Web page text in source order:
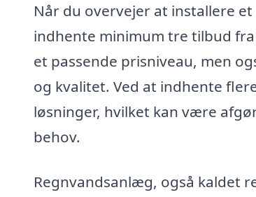
Når du overvejer at installere
indhente minimum tre tilbud
et passende prisniveau, men
og kvalitet. Ved at indhente
løsninger, hvilket kan være
behov.
Regnvandsanlæg, også kaldet